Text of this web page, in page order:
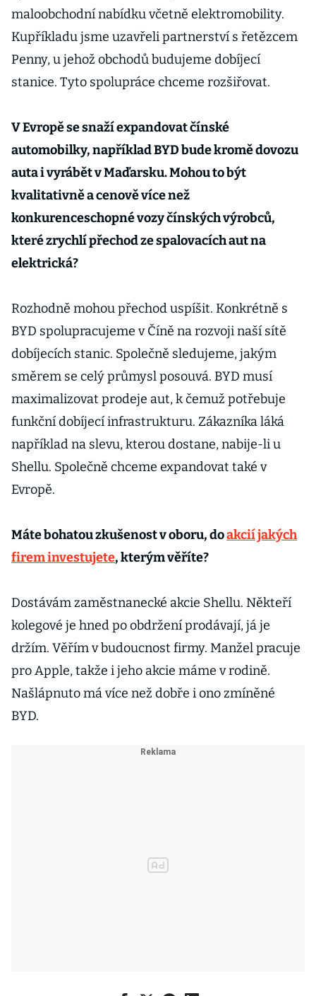
maloobchodní nabídku včetně elektromobility.
Kupříkladu jsme uzavřeli partnerství s řetězcem
Penny, u jehož obchodů budujeme dobíjecí
stanice. Tyto spolupráce chceme rozšiřovat.
V Evropě se snaží expandovat čínské
automobilky, například BYD bude kromě dovozu
auta i vyrábět v Maďarsku. Mohou to být
kvalitativně a cenově více než
konkurenceschopné vozy čínských výrobců,
které zrychlí přechod ze spalovacích aut na
elektrická?
Rozhodně mohou přechod uspíšit. Konkrétně s
BYD spolupracujeme v Číně na rozvoji naší sítě
dobíjecích stanic. Společně sledujeme, jakým
směrem se celý průmysl posouvá. BYD musí
maximalizovat prodeje aut, k čemuž potřebuje
funkční dobíjecí infrastrukturu. Zákazníka láká
například na slevu, kterou dostane, nabije-li u
Shellu. Společně chceme expandovat také v
Evropě.
Máte bohatou zkušenost v oboru, doakcií jakých
firem investujete, kterým věříte?
Dostávám zaměstnanecké akcie Shellu. Někteří
kolegové je hned po obdržení prodávají, já je
držím. Věřím v budoucnost firmy. Manžel pracuje
pro Apple, takže i jeho akcie máme v rodině.
Našlápnuto má více než dobře i ono zmíněné
BYD.